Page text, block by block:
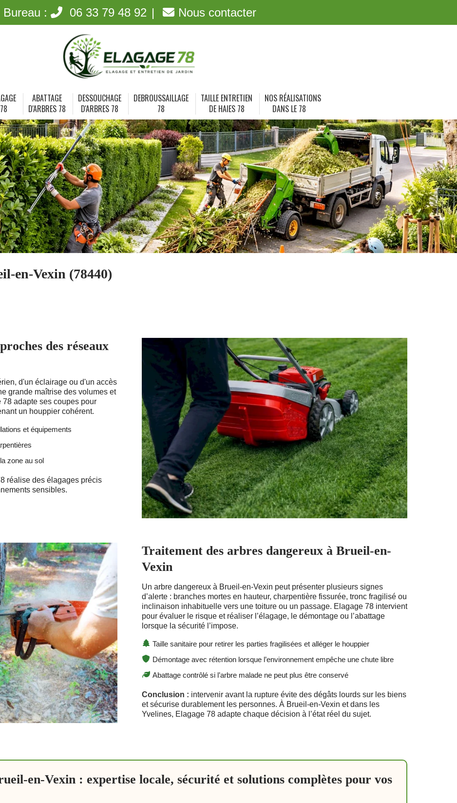
Bureau : 06 33 79 48 92 Nous contacter
78
ABATTAGE
D'ARBRES 78
DESSOUCHAGE
D'ARBRES 78
DEBROUSSAILLAGE
78
TAILLE ENTRETIEN
DE HAIES 78
NOS RÉALISATIONS
DANS LE 78
en-Vexin (78440)
des réseaux
d'un éclairage ou d'un accès
grande maîtrise des volumes et
adapte ses coupes pour
un houppier cohérent.
et équipements
zone au sol
réalise des élagages précis
sensibles.
Traitement des arbres dangereux à Brueil-en-
Vexin
Un arbre dangereux à Brueil-en-Vexin peut présenter plusieurs signes
d’alerte : branches mortes en hauteur, charpentière fissurée, tronc fragilisé ou
inclinaison inhabituelle vers une toiture ou un passage. Elagage 78 intervient
pour évaluer le risque et réaliser l’élagage, le démontage ou l’abattage
lorsque la sécurité l’impose.
Taille sanitaire pour retirer les parties fragilisées et alléger le houppier
Démontage avec rétention lorsque l’environnement empêche une chute libre
Abattage contrôlé si l’arbre malade ne peut plus être conservé
Conclusion : intervenir avant la rupture évite des dégâts lourds sur les biens
et sécurise durablement les personnes. À Brueil-en-Vexin et dans les
Yvelines, Elagage 78 adapte chaque décision à l’état réel du sujet.
en-Vexin : expertise locale, sécurité et solutions complètes pour vos